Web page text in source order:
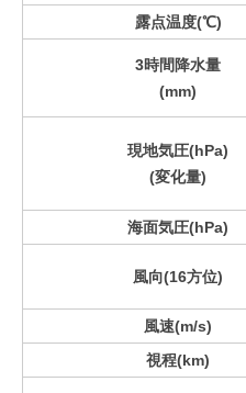
露点温度(℃)
3時間降水量
(mm)
現地気圧(hPa)
(変化量)
海面気圧(hPa)
風向(16方位)
風速(m/s)
視程(km)